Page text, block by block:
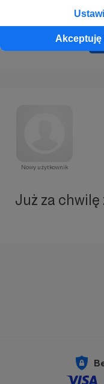
Akceptuję
Cofnij
Nowy użytkownik
Już za